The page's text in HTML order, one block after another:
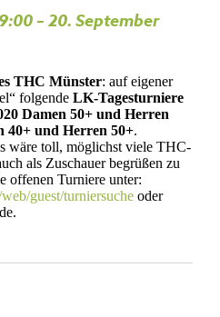
9:00–20. September
THC Münster: auf eigener
folgende LK-Tagesturniere
Damen 50+ und Herren
40+ und Herren 50+.
wäre toll, möglichst viele THC-
als Zuschauer begrüßen zu
offenen Turniere unter:
guest/turniersucheoder